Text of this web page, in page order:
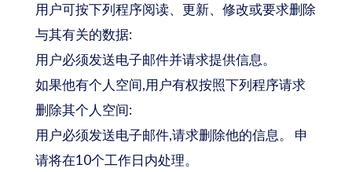
用户可按下列程序阅读、更新、修改或要求删除
与其有关的数据:
用户必须发送电子邮件并请求提供信息。
如果他有个人空间,用户有权按照下列程序请求
删除其个人空间:
用户必须发送电子邮件,请求删除他的信息。 申
请将在10个工作日内处理。